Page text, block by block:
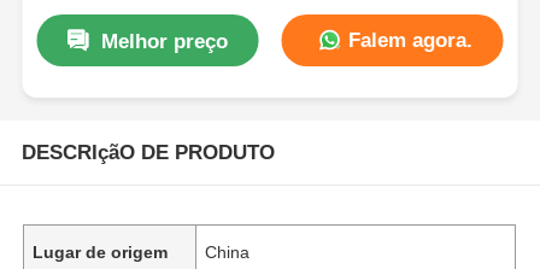
Melhor preço Falem agora.
DESCRIçãO DE PRODUTO
Lugar de origem China